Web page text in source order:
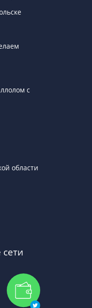
с
области